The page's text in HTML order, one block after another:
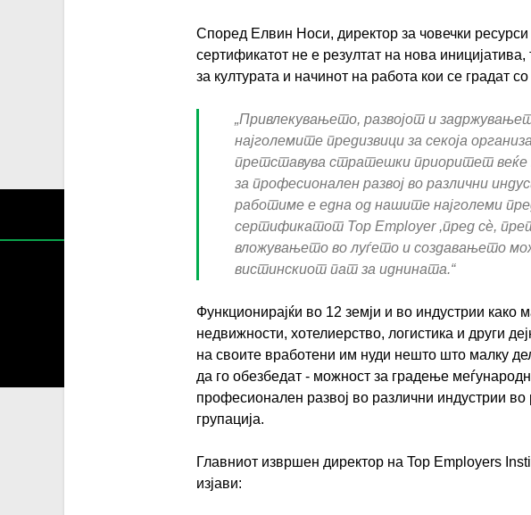
Според Елвин Носи, директор за човечки ресурси
сертификатот не е резултат на нова
за културата и начинот на работа кои се градат
„Привлекувањето, развојот и
најголемите предизвици за секоја
претставува стратешки приоритет веќе
за професионален развој во различни
работиме е една од нашите најголеми
сертификатот Top Employer ,пред сè,
вложувањето во луѓето и создавањето
вистинскиот пат за иднината.“
Функционирајќи во 12 земји и во индустрии како
недвижности, хотелиерство, логистика и други
на своите вработени им нуди нешто што малку
да го обезбедат - можност за градење
професионален развој во различни индустрии во
групација.
Главниот извршен директор на Top Employers
изјави:
ИМПРЕСУМ
Содржините на Gol.mk се
За секоја форма на распространување, репродукција или комерцијална